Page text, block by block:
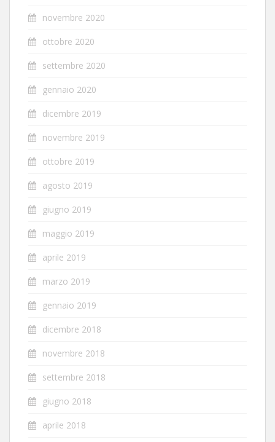
novembre 2020
ottobre 2020
settembre 2020
gennaio 2020
dicembre 2019
novembre 2019
ottobre 2019
agosto 2019
giugno 2019
maggio 2019
aprile 2019
marzo 2019
gennaio 2019
dicembre 2018
novembre 2018
settembre 2018
giugno 2018
aprile 2018